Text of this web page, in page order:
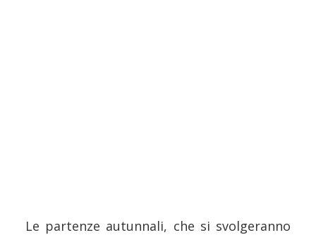
Le partenze autunnali, che si svolgeranno